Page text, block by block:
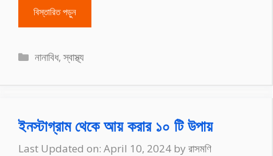
বিস্তারিত পড়ুন
Categories
নানাবিধ,স্বাস্থ্য
ইনস্টাগ্রাম থেকে আয় করার ১০ টি উপায়
Last Updated on: April 10, 2024 by রাসমণি